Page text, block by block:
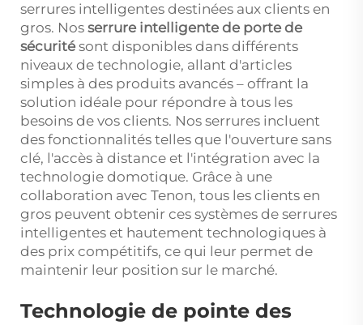
serrures intelligentes destinées aux clients en
gros. Nos serrure intelligente de porte de
sécurité sont disponibles dans différents
niveaux de technologie, allant d'articles
simples à des produits avancés – offrant la
solution idéale pour répondre à tous les
besoins de vos clients. Nos serrures incluent
des fonctionnalités telles que l'ouverture sans
clé, l'accès à distance et l'intégration avec la
technologie domotique. Grâce à une
collaboration avec Tenon, tous les clients en
gros peuvent obtenir ces systèmes de serrures
intelligentes et hautement technologiques à
des prix compétitifs, ce qui leur permet de
maintenir leur position sur le marché.
Technologie de pointe des